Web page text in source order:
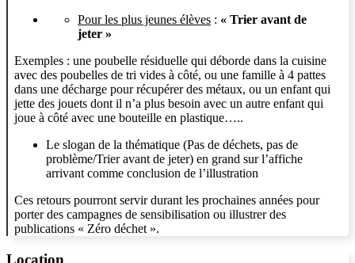
Pour les plus jeunes élèves : « Trier avant de
jeter »
Exemples : une poubelle résiduelle qui déborde dans la cuisine
avec des poubelles de tri vides à côté, ou une famille à 4 pattes
dans une décharge pour récupérer des métaux, ou un enfant qui
jette des jouets dont il n’a plus besoin avec un autre enfant qui
joue à côté avec une bouteille en plastique…..
Le slogan de la thématique (Pas de déchets, pas de
problème/Trier avant de jeter) en grand sur l’affiche
arrivant comme conclusion de l’illustration
Ces retours pourront servir durant les prochaines années pour
porter des campagnes de sensibilisation ou illustrer des
publications « Zéro déchet ».
Location